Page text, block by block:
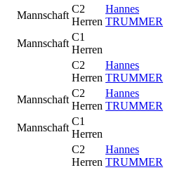
Mannschaft
C2
Herren
Hannes
TRUMMER
Mannschaft
C1
Herren
C2
Herren
Hannes
TRUMMER
Mannschaft
C2
Herren
Hannes
TRUMMER
Mannschaft
C1
Herren
C2
Herren
Hannes
TRUMMER